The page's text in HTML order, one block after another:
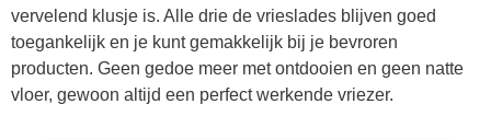
vervelend klusje is. Alle drie de vrieslades blijven goed
toegankelijk en je kunt gemakkelijk bij je bevroren
producten. Geen gedoe meer met ontdooien en geen natte
vloer, gewoon altijd een perfect werkende vriezer.